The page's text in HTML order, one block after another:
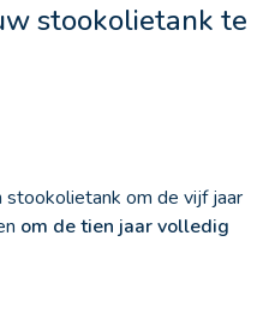
stookolietank te
om de vijf jaar
om de tien jaar volledig